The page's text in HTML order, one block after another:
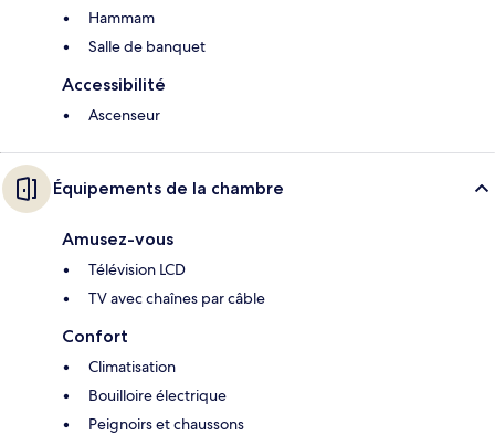
Hammam
Salle de banquet
Accessibilité
Ascenseur
Équipements de la chambre
Amusez-vous
Télévision LCD
TV avec chaînes par câble
Confort
Climatisation
Bouilloire électrique
Peignoirs et chaussons